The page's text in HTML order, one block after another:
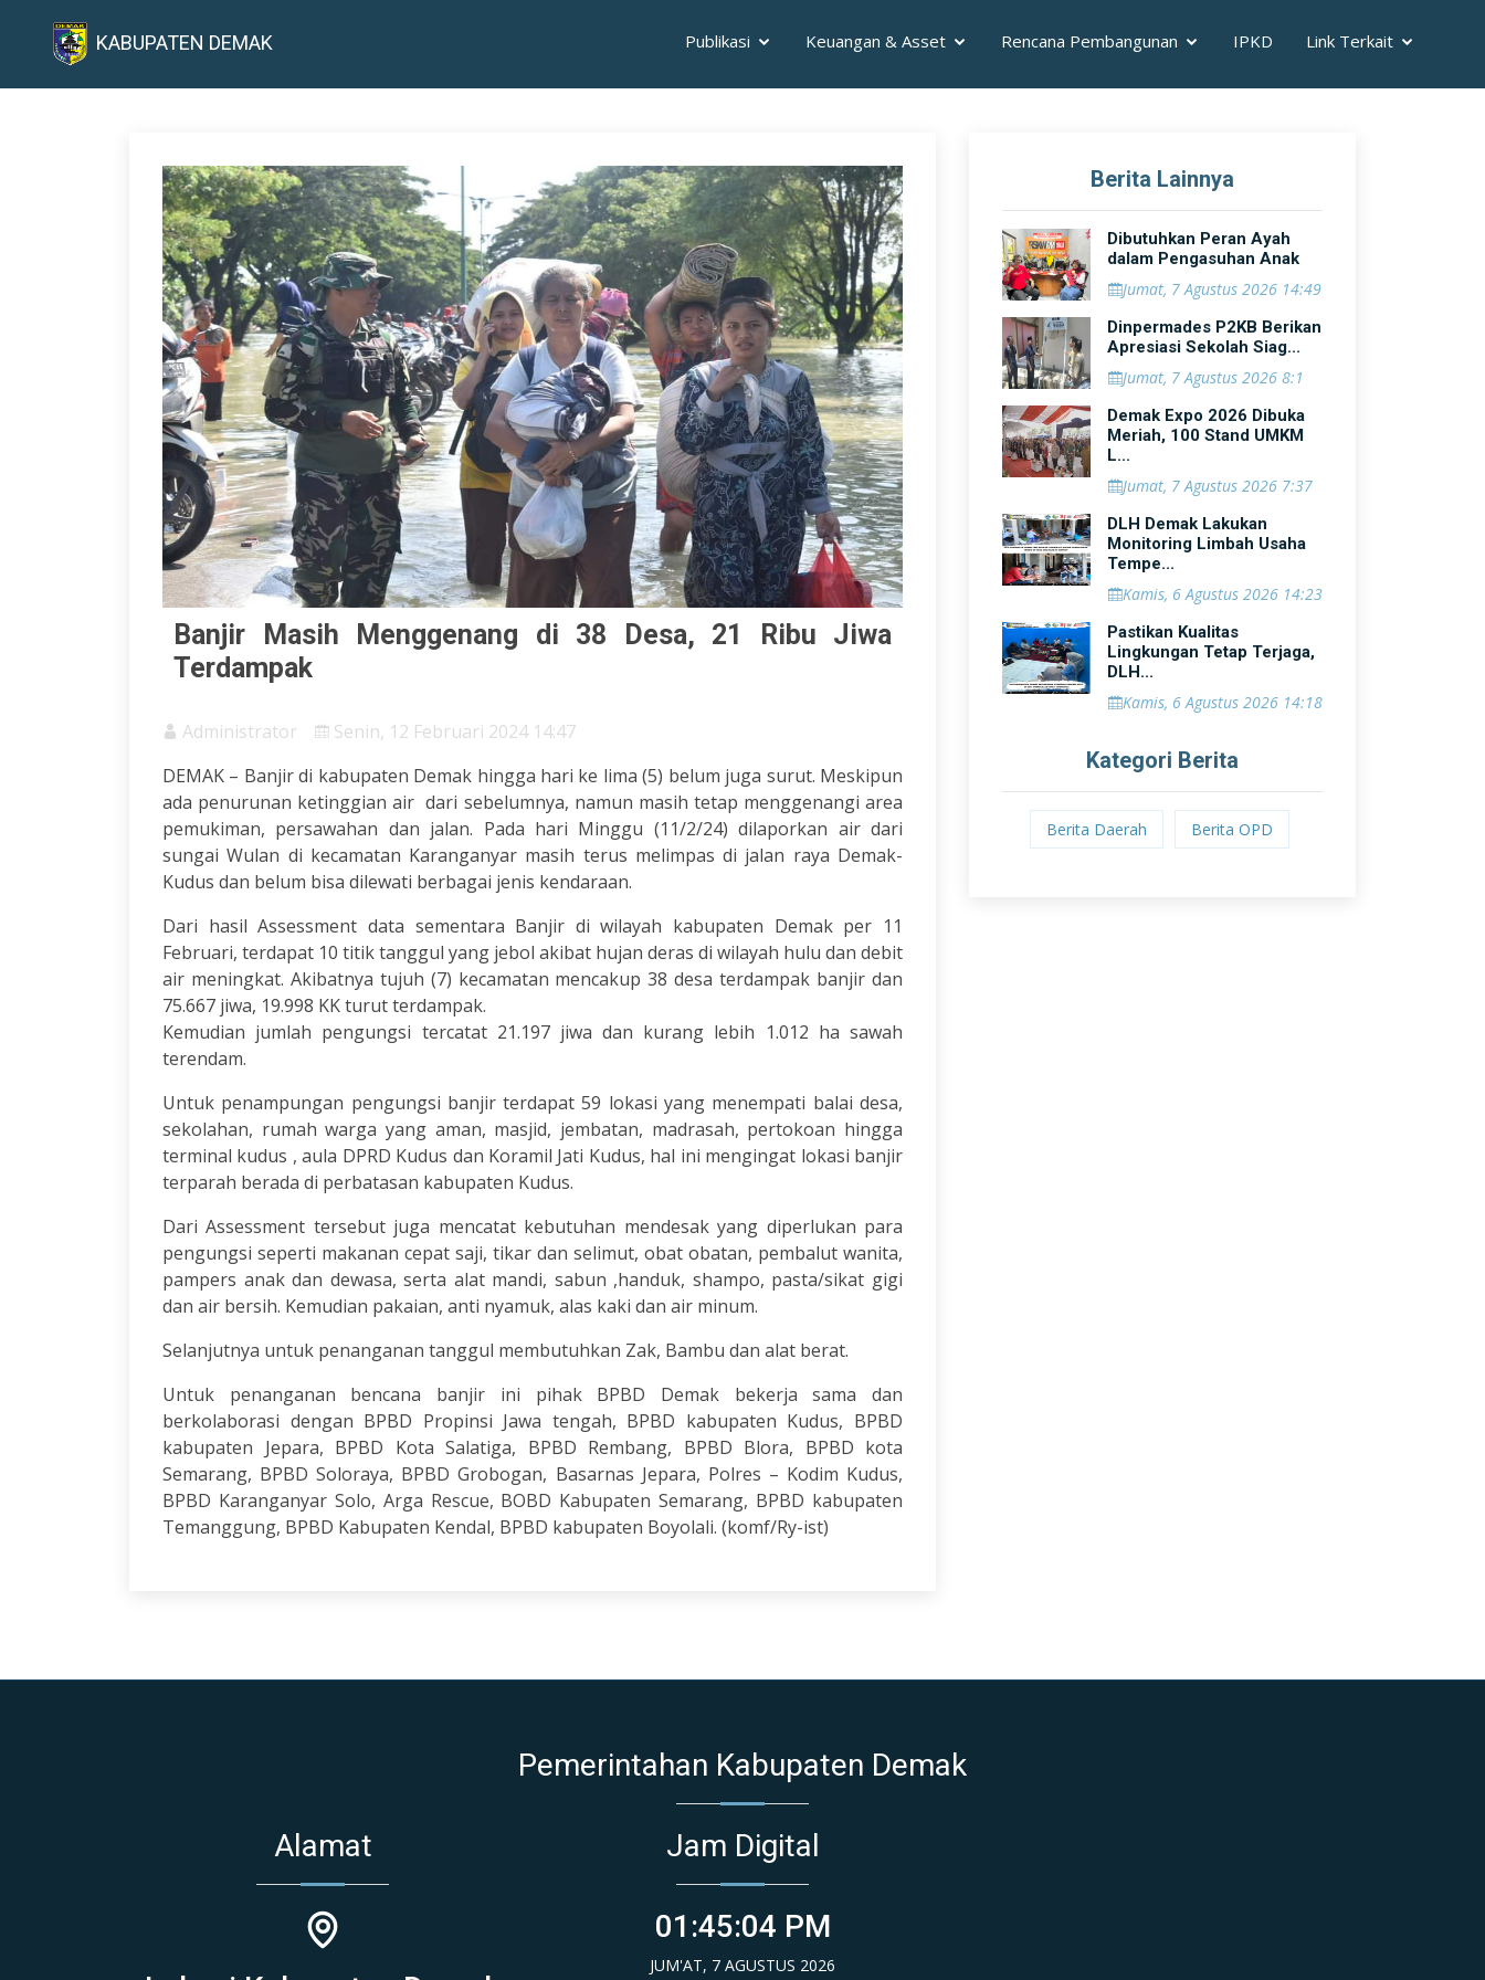
KABUPATEN DEMAK Publikasi Keuangan & Asset Rencana Pembangunan IPKD Link Terkait
Banjir Masih Menggenang di 38 Desa, 21 Ribu Jiwa
Terdampak
Administrator
Senin, 12 Februari 2024 14:47
DEMAK – Banjir di kabupaten Demak hingga hari ke lima (5) belum juga surut. Meskipun
ada penurunan ketinggian air dari sebelumnya, namun masih tetap menggenangi area
pemukiman, persawahan dan jalan. Pada hari Minggu (11/2/24) dilaporkan air dari
sungai Wulan di kecamatan Karanganyar masih terus melimpas di jalan raya Demak-
Kudus dan belum bisa dilewati berbagai jenis kendaraan.
Dari hasil Assessment data sementara Banjir di wilayah kabupaten Demak per 11
Februari, terdapat 10 titik tanggul yang jebol akibat hujan deras di wilayah hulu dan debit
air meningkat. Akibatnya tujuh (7) kecamatan mencakup 38 desa terdampak banjir dan
75.667 jiwa, 19.998 KK turut terdampak.
Kemudian jumlah pengungsi tercatat 21.197 jiwa dan kurang lebih 1.012 ha sawah
terendam.
Untuk penampungan pengungsi banjir terdapat 59 lokasi yang menempati balai desa,
sekolahan, rumah warga yang aman, masjid, jembatan, madrasah, pertokoan hingga
terminal kudus , aula DPRD Kudus dan Koramil Jati Kudus, hal ini mengingat lokasi banjir
terparah berada di perbatasan kabupaten Kudus.
Dari Assessment tersebut juga mencatat kebutuhan mendesak yang diperlukan para
pengungsi seperti makanan cepat saji, tikar dan selimut, obat obatan, pembalut wanita,
pampers anak dan dewasa, serta alat mandi, sabun ,handuk, shampo, pasta/sikat gigi
dan air bersih. Kemudian pakaian, anti nyamuk, alas kaki dan air minum.
Selanjutnya untuk penanganan tanggul membutuhkan Zak, Bambu dan alat berat.
Untuk penanganan bencana banjir ini pihak BPBD Demak bekerja sama dan
berkolaborasi dengan BPBD Propinsi Jawa tengah, BPBD kabupaten Kudus, BPBD
kabupaten Jepara, BPBD Kota Salatiga, BPBD Rembang, BPBD Blora, BPBD kota
Semarang, BPBD Soloraya, BPBD Grobogan, Basarnas Jepara, Polres – Kodim Kudus,
BPBD Karanganyar Solo, Arga Rescue, BOBD Kabupaten Semarang, BPBD kabupaten
Temanggung, BPBD Kabupaten Kendal, BPBD kabupaten Boyolali. (komf/Ry-ist)
Berita Lainnya
Dibutuhkan Peran Ayah
dalam Pengasuhan Anak
Jumat, 7 Agustus 2026 14:49
Dinpermades P2KB Berikan
Apresiasi Sekolah Siag...
Jumat, 7 Agustus 2026 8:1
Demak Expo 2026 Dibuka
Meriah, 100 Stand UMKM
L...
Jumat, 7 Agustus 2026 7:37
DLH Demak Lakukan
Monitoring Limbah Usaha
Tempe...
Kamis, 6 Agustus 2026 14:23
Pastikan Kualitas
Lingkungan Tetap Terjaga,
DLH...
Kamis, 6 Agustus 2026 14:18
Kategori Berita
Berita Daerah Berita OPD
Pemerintahan Kabupaten Demak
Alamat Jam Digital
01:45:04 PM
JUM'AT, 7 AGUSTUS 2026